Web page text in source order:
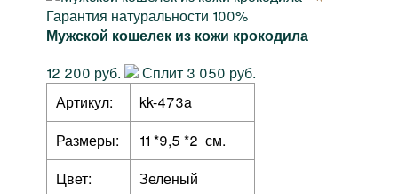
Гарантия натуральности 100%
Мужской кошелек из кожи крокодила
12 200 руб.
Сплит 3 050 руб.
Артикул:
kk-473a
Размеры:
11 *9,5 *2 см.
Цвет:
Зеленый